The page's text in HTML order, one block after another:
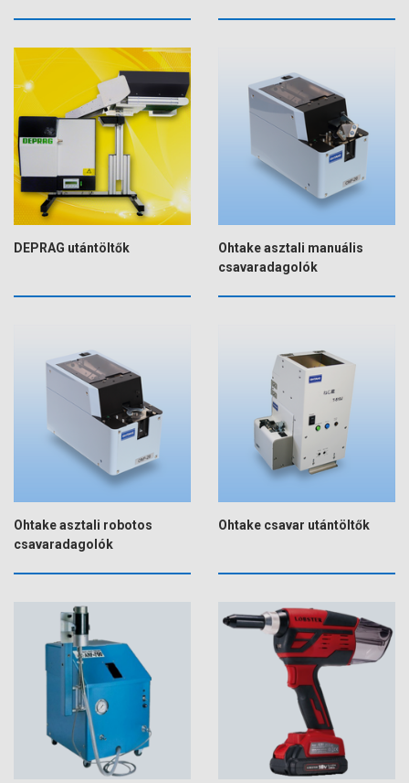
DEPRAG utántöltők
Ohtake asztali manuális
csavaradagolók
Ohtake asztali robotos
csavaradagolók
Ohtake csavar utántöltők